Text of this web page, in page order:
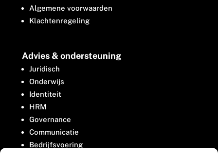
Algemene voorwaarden
Klachtenregeling
Advies & ondersteuning
Juridisch
Onderwijs
Identiteit
HRM
Governance
Communicatie
Bedrijfsvoering